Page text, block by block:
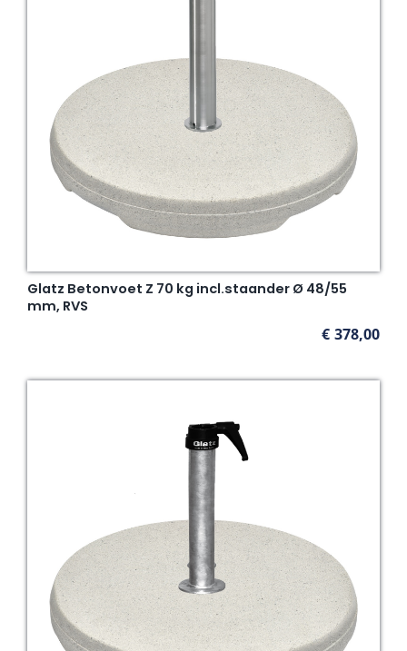
Glatz Betonvoet Z 70 kg incl.staander Ø 48/55
mm, RVS
€ 378,00